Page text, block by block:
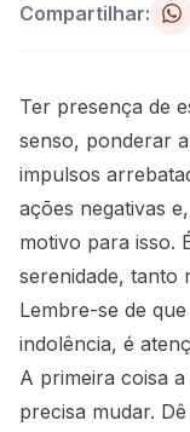
Compartilhar:
Ter presença de
senso, ponderar
impulsos
ações negativas
motivo para isso.
serenidade, tanto
Lembre-se de
indolência, é
A primeira coisa
precisa mudar.